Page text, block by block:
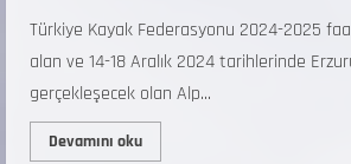
Türkiye Kayak Federasyonu 2024-2025
alan ve 14-18 Aralık 2024 tarihlerinde
gerçekleşecek olan Alp...
Devamını oku